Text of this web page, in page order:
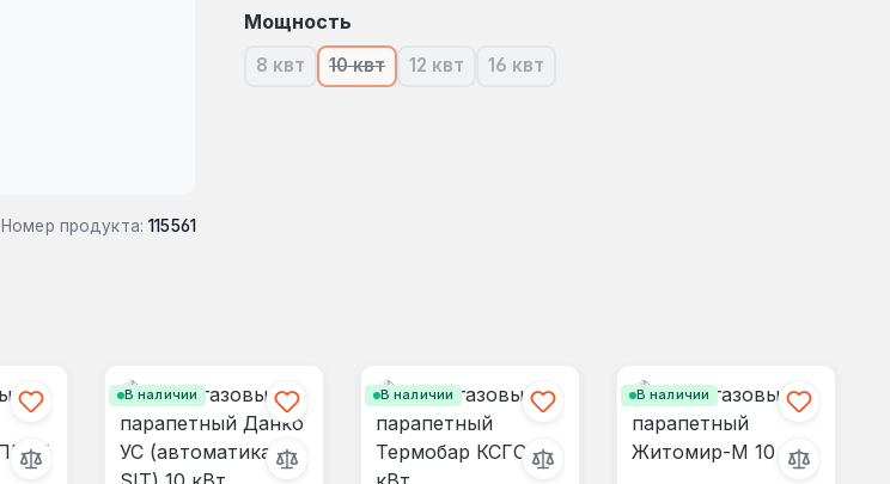
Номер продукта: 115561
Выберите
Мощность
8 квт(В настоящее время эта опция недоступна.)
10 квт(В настоящее время эта опция недоступна.)
12 квт(В настоящее время эта опция недоступна.)
16 квт(В настоящее время эта опция недоступна.)
В наличии В наличии В наличии